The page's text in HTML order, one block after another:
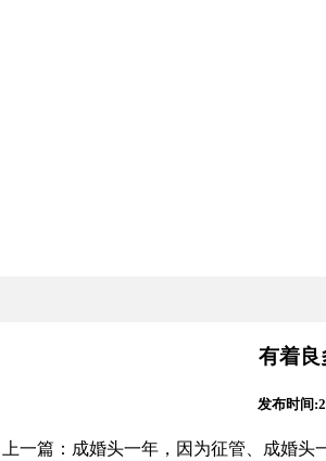
有着良
发布时间
篇：成婚头一年，因为征管、成婚头